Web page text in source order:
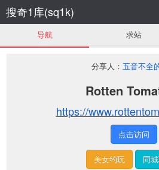
搜奇1库(sq1k)
导航 求站
分享人： 五音不全
Rotten
https://
点击访问
美女约玩
同